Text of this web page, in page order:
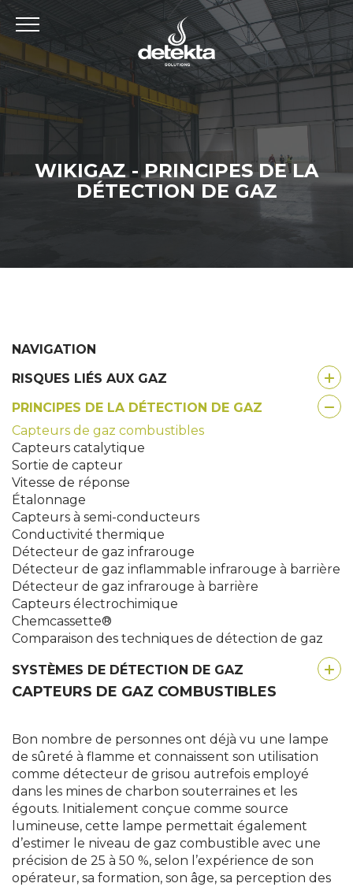
WIKIGAZ - PRINCIPES DE LA
DÉTECTION DE GAZ
NAVIGATION
RISQUES LIÉS AUX GAZ
PRINCIPES DE LA DÉTECTION DE GAZ
Capteurs de gaz combustibles
Capteurs catalytique
Sortie de capteur
Vitesse de réponse
Étalonnage
Capteurs à semi-conducteurs
Conductivité thermique
Détecteur de gaz infrarouge
Détecteur de gaz inflammable infrarouge à barrière
Détecteur de gaz infrarouge à barrière
Capteurs électrochimique
Chemcassette®
Comparaison des techniques de détection de gaz
SYSTÈMES DE DÉTECTION DE GAZ
CAPTEURS DE GAZ COMBUSTIBLES
Bon nombre de personnes ont déjà vu une lampe
de sûreté à flamme et connaissent son utilisation
comme détecteur de grisou autrefois employé
dans les mines de charbon souterraines et les
égouts. Initialement conçue comme source
lumineuse, cette lampe permettait également
d’estimer le niveau de gaz combustible avec une
précision de 25 à 50 %, selon l’expérience de son
opérateur, sa formation, son âge, sa perception des